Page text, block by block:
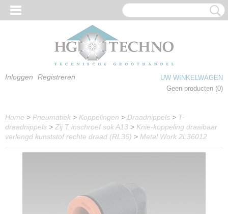
Inloggen Registreren
UW WINKELWAGEN
Geen producten (0)
Home > Pneumatiek > Koppelingen > Draadnippels > T-
draadnippels > Zij T inschroef sok A13 > Knie-koppeling draaibaar
verlengd kunststof rechte draad (RL36) > Metal Work 2L36012